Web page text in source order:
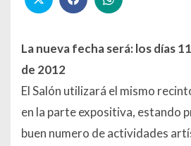
La nueva fecha será: los días
de 2012
El Salón utilizará el mismo
en la parte expositiva, estando
buen numero de actividades